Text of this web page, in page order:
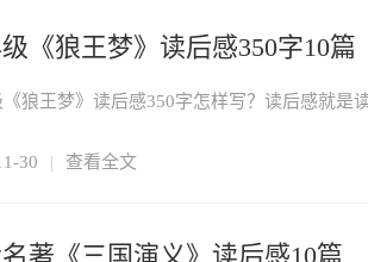
《狼王梦》读后感350字10篇
30 | 查看全文
著《三国演义》读后感10篇